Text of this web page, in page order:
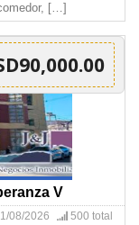
[…]
V
08/2026
500 total